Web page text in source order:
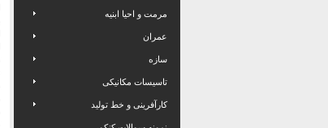
مرمت و احیا ابنیه
عمران
سازه
تاسیسات مکانیکی
کارآفرینی و خط تولید